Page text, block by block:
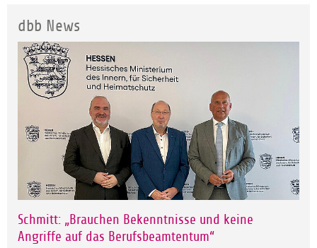
dbb News
Schmitt: „Brauchen Bekenntnisse und keine
Angriffe auf das Berufsbeamtentum“